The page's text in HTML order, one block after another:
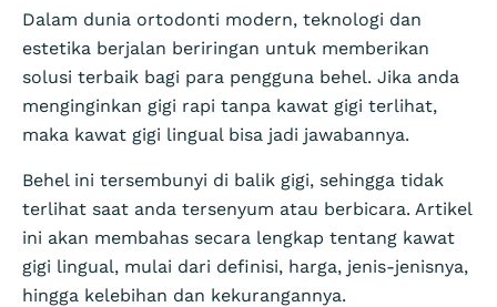
Dalam dunia ortodonti modern, teknologi dan
estetika berjalan beriringan untuk memberikan
solusi terbaik bagi para pengguna behel. Jika anda
menginginkan gigi rapi tanpa kawat gigi terlihat,
maka kawat gigi lingual bisa jadi jawabannya.
Behel ini tersembunyi di balik gigi, sehingga tidak
terlihat saat anda tersenyum atau berbicara. Artikel
ini akan membahas secara lengkap tentang kawat
gigi lingual, mulai dari definisi, harga, jenis-jenisnya,
hingga kelebihan dan kekurangannya.